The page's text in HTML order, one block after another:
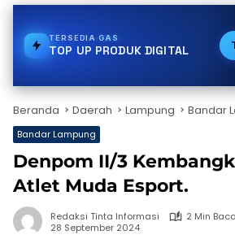
TERSEDIATOKEN PLN
TOP UP PRODUK DIGITAL
Beranda Daerah Lampung Bandar
Bandar Lampung
Denpom II/3
Atlet Muda Esport.
Redaksi Tinta Informasi
2 Min Baca
28 September 2024